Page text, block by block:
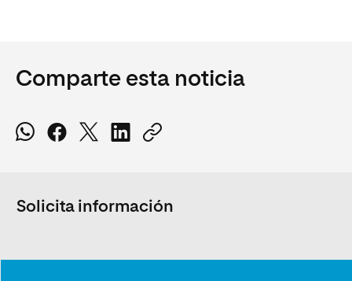
Comparte esta noticia
Solicita información